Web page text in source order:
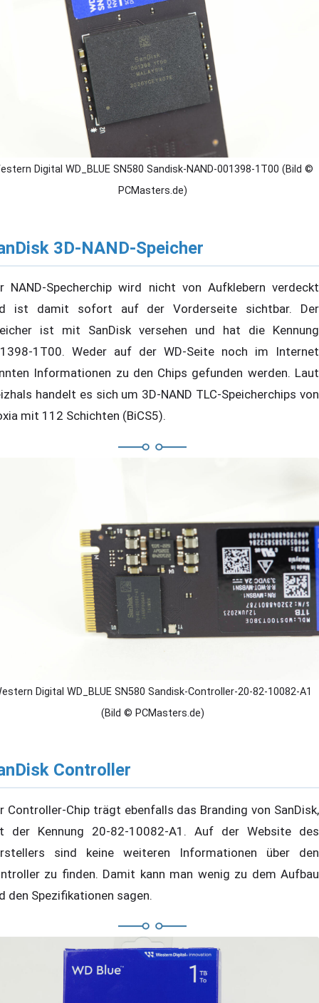
Digital WD_BLUE SN580 Sandisk-NAND-001398-1T00 (Bild ©
PCMasters.de)
3D-NAND-Speicher
NAND-Specherchip wird nicht von Aufklebern verdeckt
ist damit sofort auf der Vorderseite sichtbar. Der
ist mit SanDisk versehen und hat die Kennung
1T00. Weder auf der WD-Seite noch im Internet
Informationen zu den Chips gefunden werden. Laut
handelt es sich um 3D-NAND TLC-Speicherchips von
mit 112 Schichten (BiCS5).
Digital WD_BLUE SN580 Sandisk-Controller-20-82-10082-A1
(Bild © PCMasters.de)
Controller
Controller-Chip trägt ebenfalls das Branding von SanDisk,
der Kennung 20-82-10082-A1. Auf der Website des
sind keine weiteren Informationen über den
zu finden. Damit kann man wenig zu dem Aufbau
den Spezifikationen sagen.